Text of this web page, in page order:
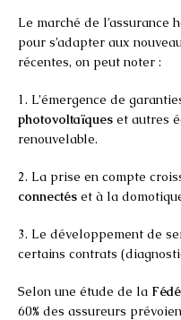
Le marché de l’assurance
pour s’adapter aux
récentes, on peut noter :
1. L’émergence de
photovoltaïques et autres
renouvelable.
2. La prise en compte
connectés et à la
3. Le développement de
certains contrats
Selon une étude de la
60% des assureurs